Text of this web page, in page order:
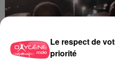
Le respect de
priorité